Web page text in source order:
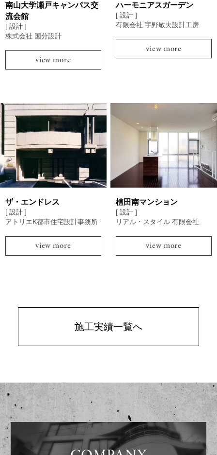
南山大学瀬戸キャンパス交
流会館
[ 設計 ]
株式会社 国分設計
view more
ハーモニアスガーデン
[ 設計 ]
有限会社 宇野敏夫設計工房
view more
ザ・エンドレス
[ 設計 ]
アトリエK都市住宅設計事務所
view more
植田南マンション
[ 設計 ]
リアル・スタイル 有限会社
view more
施工実績一覧へ